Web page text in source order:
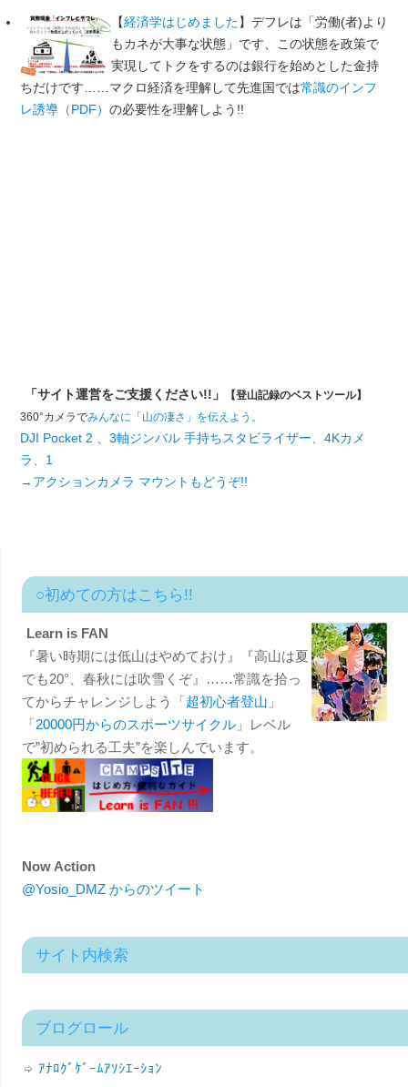
【経済学はじめました】デフレは「労働(者)より
もカネが大事な状態」です、この状態を政策で
実現してトクをするのは銀行を始めとした金持
ちだけです……マクロ経済を理解して先進国では常識のインフ
レ誘導（PDF） の必要性を理解しよう!!
「サイト運営をご支援ください!!」
【登山記録のベストツール】
360°カメラでみんなに「山の凄さ」を伝えよう。
DJI Pocket 2 、3軸ジンバル 手持ちスタビライザー、4Kカメ
ラ、1
→アクションカメラ マウントもどうぞ!!
○初めての方はこちら!!
Learn is FAN
『暑い時期には低山はやめておけ』『高山は夏
でも20°、春秋には吹雪くぞ』……常識を拾っ
てからチャレンジしよう「超初心者登山 」
「20000円からのスポーツサイクル」レベル
で”初められる工夫”を楽しんでいます。
Now Action
@Yosio_DMZ からのツイート
サイト内検索
ブログロール
ｱﾅﾛｸﾞｹﾞｰﾑｱｿｼｴｰｼｮﾝ